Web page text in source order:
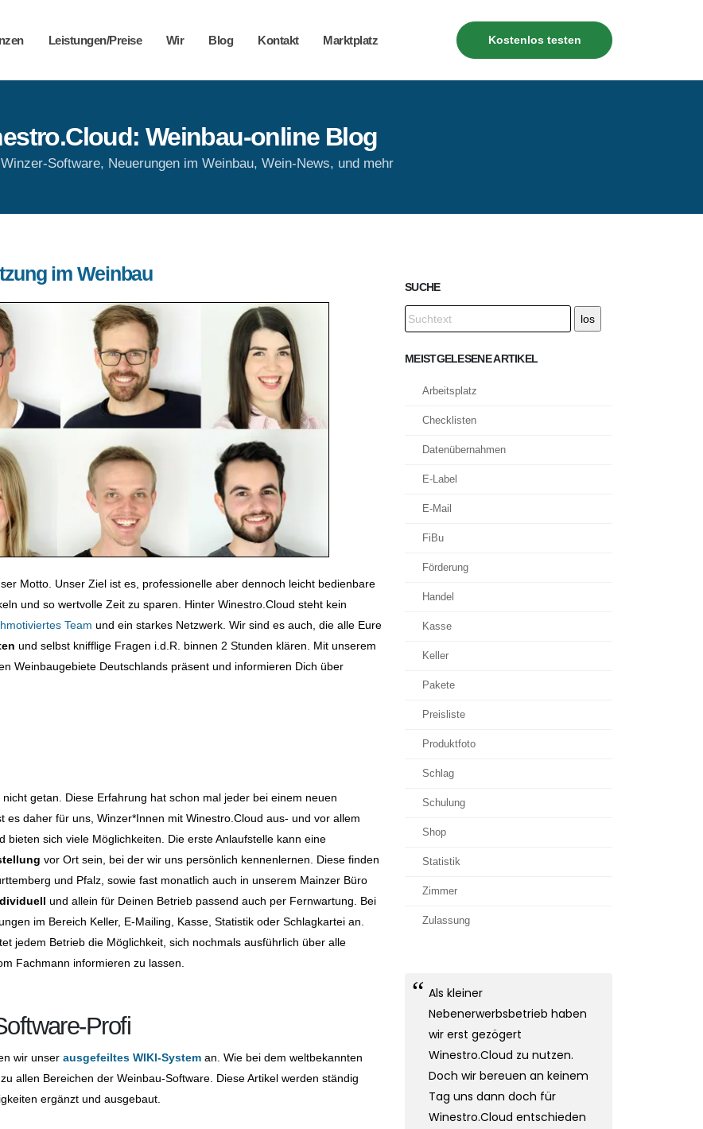
Leistungen/Preise Wir Blog Kontakt Marktplatz Kostenlos testen
Weinbau-online Blog
Software, Neuerungen im Weinbau, Wein-News, und mehr
SUCHE
MEISTGELESENE ARTIKEL
Arbeitsplatz
Checklisten
Datenübernahmen
E-Label
E-Mail
FiBu
Förderung
Handel
Kasse
Keller
Pakete
Preisliste
Produktfoto
Schlag
Schulung
Shop
Statistik
Zimmer
Zulassung
Als kleiner
Nebenerwerbsbetrieb haben
wir erst gezögert
Winestro.Cloud zu nutzen.
Doch wir bereuen an keinem
Tag uns dann doch für
Winestro.Cloud entschieden
im Weinbau
Motto. Unser Ziel ist es, professionelle aber dennoch leicht bedienbare
und so wertvolle Zeit zu sparen. Hinter Winestro.Cloud steht kein
Team und ein starkes Netzwerk. Wir sind es auch, die alle Eure
und selbst knifflige Fragen i.d.R. binnen 2 Stunden klären. Mit unserem
Weinbaugebiete Deutschlands präsent und informieren Dich über
nicht getan. Diese Erfahrung hat schon mal jeder bei einem neuen
es daher für uns, Winzer*Innen mit Winestro.Cloud aus- und vor allem
bieten sich viele Möglichkeiten. Die erste Anlaufstelle kann eine
vor Ort sein, bei der wir uns persönlich kennenlernen. Diese finden
und Pfalz, sowie fast monatlich auch in unserem Mainzer Büro
und allein für Deinen Betrieb passend auch per Fernwartung. Bei
im Bereich Keller, E-Mailing, Kasse, Statistik oder Schlagkartei an.
jedem Betrieb die Möglichkeit, sich nochmals ausführlich über alle
Fachmann informieren zu lassen.
Profi
wir unser ausgefeiltes WIKI-System an. Wie bei dem weltbekannten
allen Bereichen der Weinbau-Software. Diese Artikel werden ständig
ergänzt und ausgebaut.